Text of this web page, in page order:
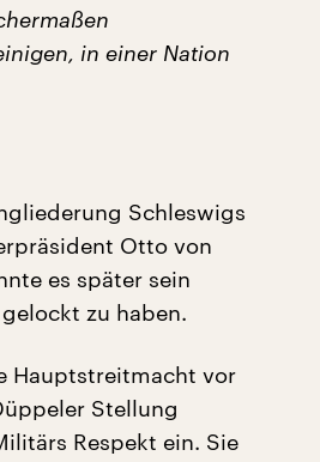
in einer Nation
Schleswigs
Otto von
es später sein
zu haben.
Hauptstreitmacht vor
Stellung
Respekt ein. Sie